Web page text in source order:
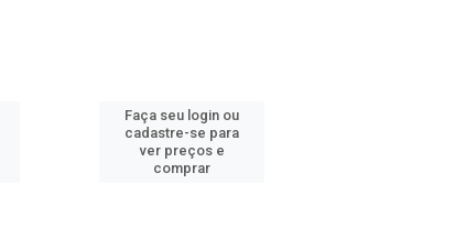
Faça seu login ou
cadastre-se para
ver preços e
comprar